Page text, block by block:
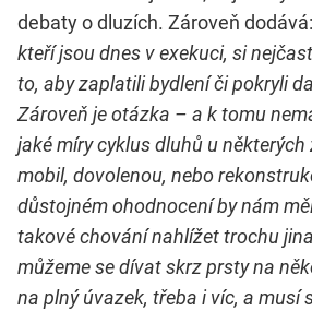
debaty o dluzích. Zároveň
kteří jsou dnes v exekuci, si
to, aby zaplatili bydlení či pokryli
Zároveň je otázka – a k tomu
jaké míry cyklus dluhů u
mobil, dovolenou, nebo
důstojném ohodnocení by nám
takové chování nahlížet trochu
můžeme se dívat skrz prsty na
na plný úvazek, třeba i víc, a musí